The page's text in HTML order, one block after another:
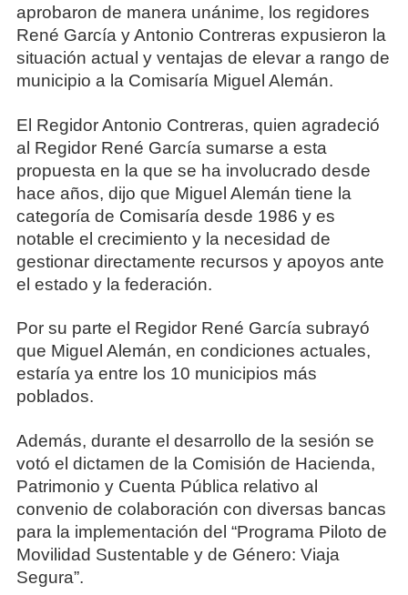
aprobaron de manera unánime, los regidores
René García y Antonio Contreras expusieron la
situación actual y ventajas de elevar a rango de
municipio a la Comisaría Miguel Alemán.
El Regidor Antonio Contreras, quien agradeció
al Regidor René García sumarse a esta
propuesta en la que se ha involucrado desde
hace años, dijo que Miguel Alemán tiene la
categoría de Comisaría desde 1986 y es
notable el crecimiento y la necesidad de
gestionar directamente recursos y apoyos ante
el estado y la federación.
Por su parte el Regidor René García subrayó
que Miguel Alemán, en condiciones actuales,
estaría ya entre los 10 municipios más
poblados.
Además, durante el desarrollo de la sesión se
votó el dictamen de la Comisión de Hacienda,
Patrimonio y Cuenta Pública relativo al
convenio de colaboración con diversas bancas
para la implementación del “Programa Piloto de
Movilidad Sustentable y de Género: Viaja
Segura”.